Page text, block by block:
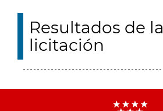
Resultados de la
licitación